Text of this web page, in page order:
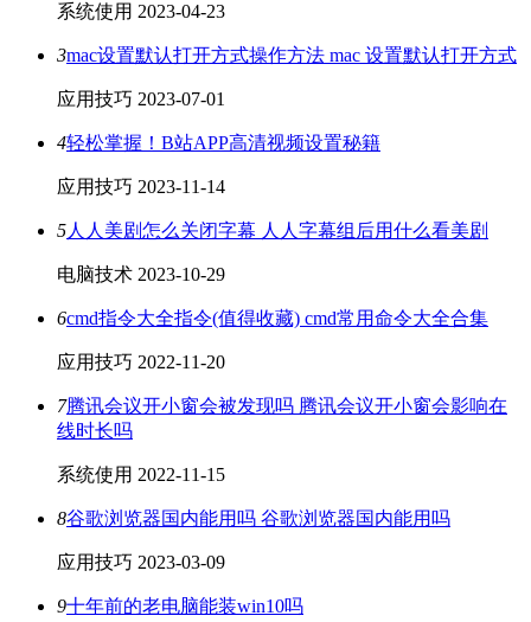
系统使用 2023-04-23
3mac设置默认打开方式操作方法 mac 设置默认打开方式
应用技巧 2023-07-01
4轻松掌握！B站APP高清视频设置秘籍
应用技巧 2023-11-14
5人人美剧怎么关闭字幕 人人字幕组后用什么看美剧
电脑技术 2023-10-29
6cmd指令大全指令(值得收藏) cmd常用命令大全合集
应用技巧 2022-11-20
7腾讯会议开小窗会被发现吗 腾讯会议开小窗会影响在
线时长吗
系统使用 2022-11-15
8谷歌浏览器国内能用吗 谷歌浏览器国内能用吗
应用技巧 2023-03-09
9十年前的老电脑能装win10吗